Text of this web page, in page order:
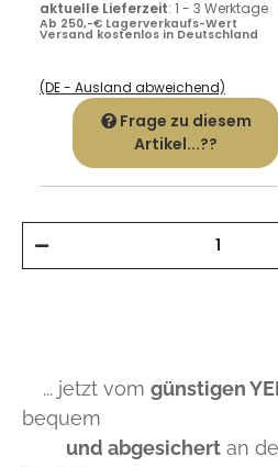
aktuelle Lieferzeit: 1 - 3 Werktage
Ab 250,-€ Lagerverkaufs-Wert
Versand kostenlos in Deutschland
(DE - Ausland abweichend)
Frage zu diesem
Artikel...??
... jetzt vom günstigen
bequem
und abgesichert an